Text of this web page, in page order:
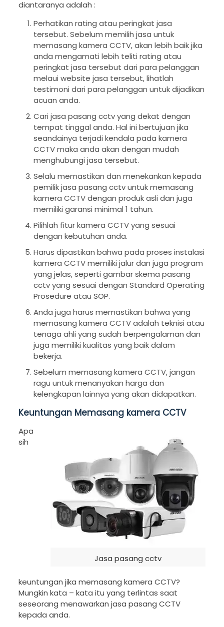
diantaranya adalah :
Perhatikan rating atau peringkat jasa
tersebut. Sebelum memilih jasa untuk
memasang kamera CCTV, akan lebih baik jika
anda mengamati lebih teliti rating atau
peringkat jasa tersebut dari para pelanggan
melaui website jasa tersebut, lihatlah
testimoni dari para pelanggan untuk dijadikan
acuan anda.
Cari jasa pasang cctv yang dekat dengan
tempat tinggal anda. Hal ini bertujuan jika
seandainya terjadi kendala pada kamera
CCTV maka anda akan dengan mudah
menghubungi jasa tersebut.
Selalu memastikan dan menekankan kepada
pemilik jasa pasang cctv untuk memasang
kamera CCTV dengan produk asli dan juga
memiliki garansi minimal 1 tahun.
Pilihlah fitur kamera CCTV yang sesuai
dengan kebutuhan anda.
Harus dipastikan bahwa pada proses instalasi
kamera CCTV memiliki jalur dan juga program
yang jelas, seperti gambar skema pasang
cctv yang sesuai dengan Standard Operating
Prosedure atau SOP.
Anda juga harus memastikan bahwa yang
memasang kamera CCTV adalah teknisi atau
tenaga ahli yang sudah berpengalaman dan
juga memiliki kualitas yang baik dalam
bekerja.
Sebelum memasang kamera CCTV, jangan
ragu untuk menanyakan harga dan
kelengkapan lainnya yang akan didapatkan.
Keuntungan Memasang kamera CCTV
Jasa pasang cctv
Apa
sih
keuntungan jika memasang kamera CCTV?
Mungkin kata – kata itu yang terlintas saat
seseorang menawarkan jasa pasang CCTV
kepada anda.